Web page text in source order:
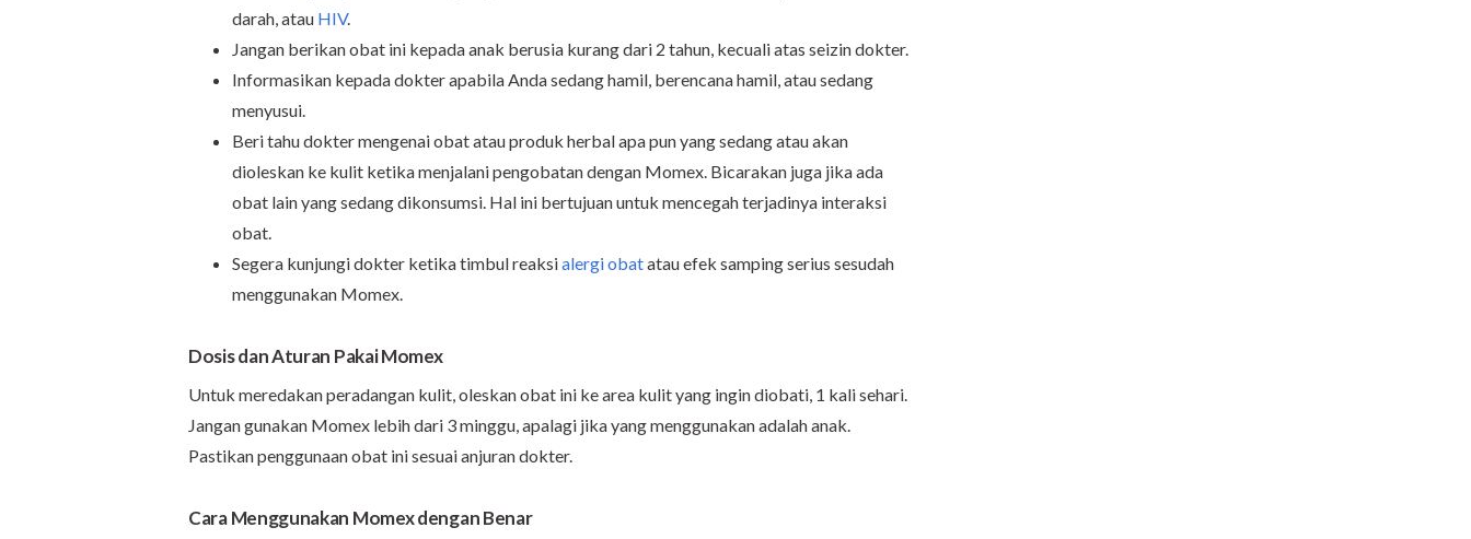
darah, atau HIV.
Jangan berikan obat ini kepada anak berusia kurang dari 2 tahun, kecuali atas seizin dokter.
Informasikan kepada dokter apabila Anda sedang hamil, berencana hamil, atau sedang
menyusui.
Beri tahu dokter mengenai obat atau produk herbal apa pun yang sedang atau akan
dioleskan ke kulit ketika menjalani pengobatan dengan Momex. Bicarakan juga jika ada
obat lain yang sedang dikonsumsi. Hal ini bertujuan untuk mencegah terjadinya interaksi
obat.
Segera kunjungi dokter ketika timbul reaksialergi obatatau efek samping serius sesudah
menggunakan Momex.
Dosis dan Aturan Pakai Momex
Untuk meredakan peradangan kulit, oleskan obat ini ke area kulit yang ingin diobati, 1 kali sehari.
Jangan gunakan Momex lebih dari 3 minggu, apalagi jika yang menggunakan adalah anak.
Pastikan penggunaan obat ini sesuai anjuran dokter.
Cara Menggunakan Momex dengan Benar